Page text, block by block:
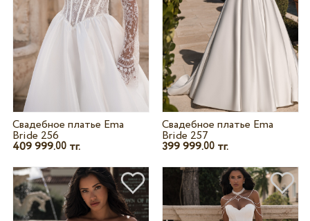
Свадебное платье Ema
Bride 256
409 999.00тг.
Свадебное платье Ema
Bride 257
399 999.00 тг.